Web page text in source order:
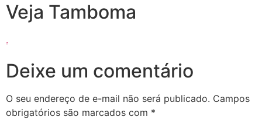
Veja Tamboma
.
Deixe um comentário
O seu endereço de e-mail não será publicado. Campos
obrigatórios são marcados com *